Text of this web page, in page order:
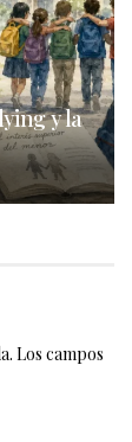
y la
Los campos